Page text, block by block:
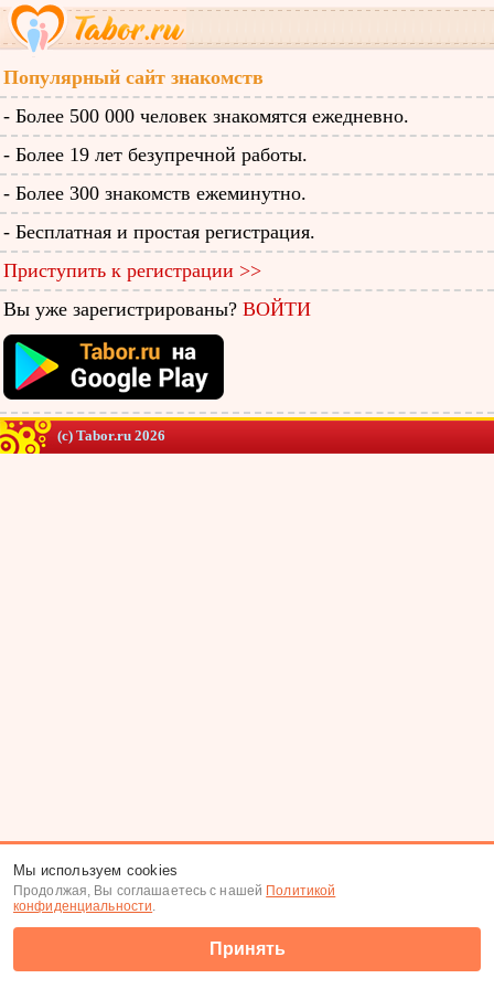
Популярный сайт знакомств
- Более 500 000 человек знакомятся ежедневно.
- Более 19 лет безупречной работы.
- Более 300 знакомств ежеминутно.
- Бесплатная и простая регистрация.
Приступить к регистрации >>
Вы уже зарегистрированы? ВОЙТИ
(c) Tabor.ru 2026
Мы используем cookies
Продолжая, Вы соглашаетесь с нашей Политикой
конфиденциальности.
Принять